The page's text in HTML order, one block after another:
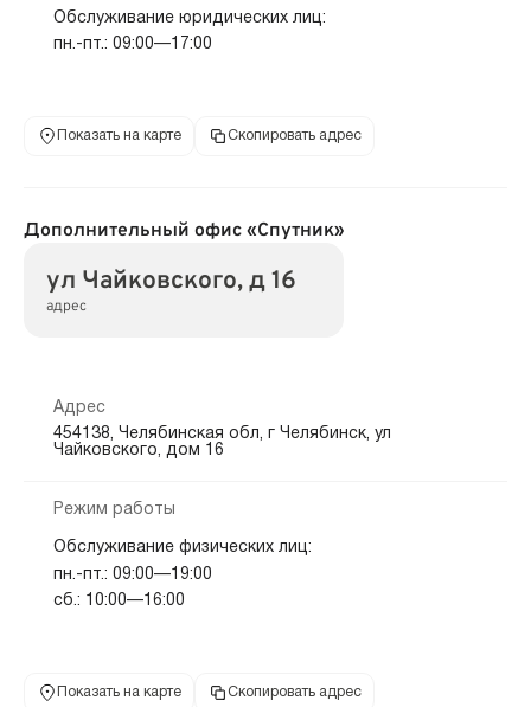
Обслуживание юридических лиц:
пн.-пт.: 09:00—17:00
Показать на карте Скопировать адрес
Дополнительный офис «Спутник»
ул Чайковского, д 16
адрес
Адрес
454138, Челябинская обл, г Челябинск, ул
Чайковского, дом 16
Режим работы
Обслуживание физических лиц:
пн.-пт.: 09:00—19:00
сб.: 10:00—16:00
Показать на карте Скопировать адрес